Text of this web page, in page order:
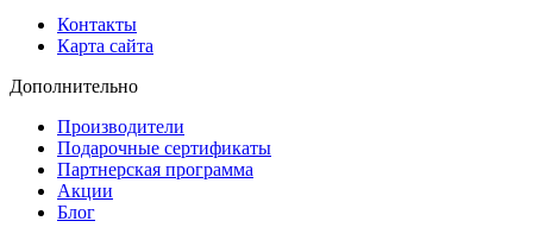
Контакты
Карта сайта
Дополнительно
Производители
Подарочные сертификаты
Партнерская программа
Акции
Блог